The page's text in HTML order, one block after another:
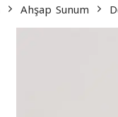
Ahşap Sunum